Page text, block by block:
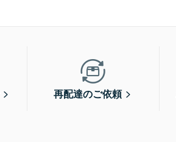
再配達のご依頼